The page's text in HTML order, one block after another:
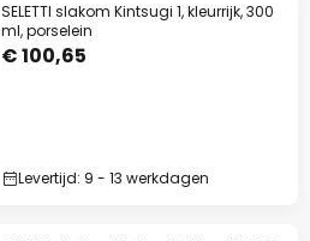
SELETTI slakom Kintsugi 1, kleurrijk, 300
ml, porselein
€ 100,65
Levertijd: 9 - 13 werkdagen